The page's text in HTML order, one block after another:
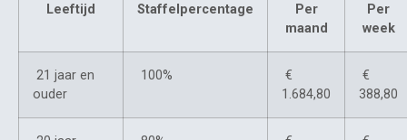
Leeftijd Staffelpercentage
Per
maand
Per
week
21 jaar en
ouder
100%
€
1.684,80
€
388,80